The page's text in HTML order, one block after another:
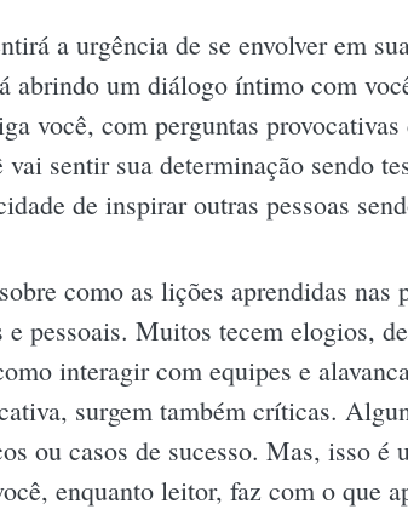
a urgência de se envolver em
abrindo um diálogo íntimo com
você, com perguntas
sentir sua determinação sendo
de inspirar outras pessoas
como as lições aprendidas nas
pessoais. Muitos tecem elogios,
interagir com equipes e
surgem também críticas.
ou casos de sucesso. Mas, isso é
enquanto leitor, faz com o que